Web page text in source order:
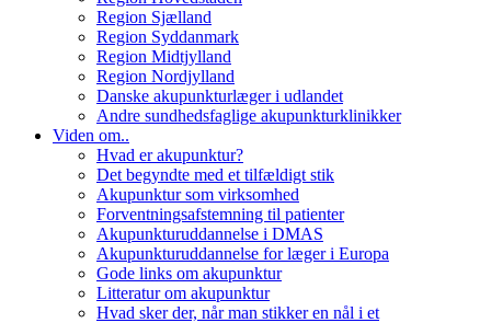
Region Sjælland
Region Syddanmark
Region Midtjylland
Region Nordjylland
Danske akupunkturlæger i udlandet
Andre sundhedsfaglige akupunkturklinikker
Viden om..
Hvad er akupunktur?
Det begyndte med et tilfældigt stik
Akupunktur som virksomhed
Forventningsafstemning til patienter
Akupunkturuddannelse i DMAS
Akupunkturuddannelse for læger i Europa
Gode links om akupunktur
Litteratur om akupunktur
Hvad sker der, når man stikker en nål i et